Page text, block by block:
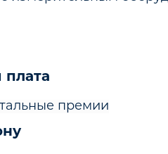
плата
премии